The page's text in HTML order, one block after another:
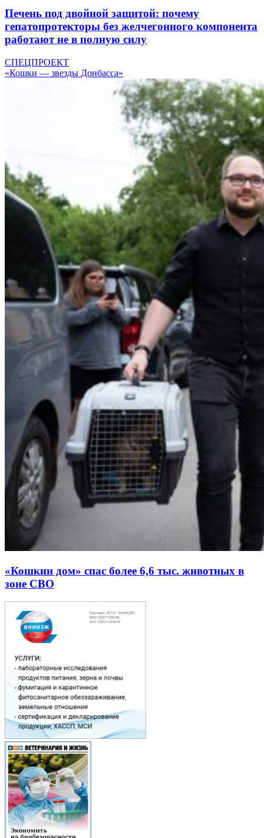
Печень под двойной защитой: почему
гепатопротекторы без желчегонного компонента
работают не в полную силу
СПЕЦПРОЕКТ
«Кошки — звезды Донбасса»
«Кошкин дом» спас более 6,6 тыс. животных в
зоне СВО